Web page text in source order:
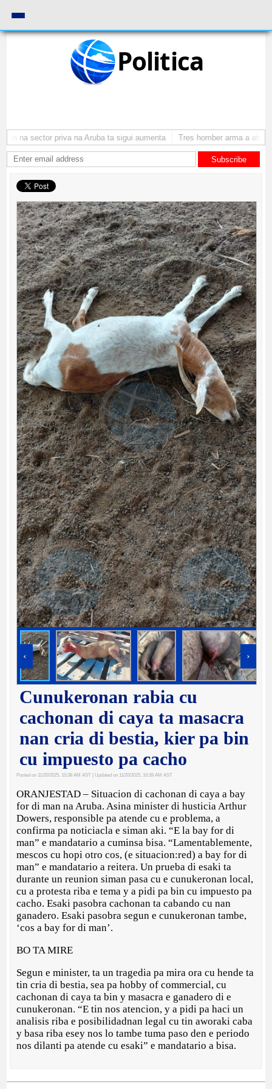
Politica
na sector priva na Aruba ta sigui aumenta Tres homber arma a atraca
Subscribe
‹ ›
Cunukeronan rabia cu
cachonan di caya ta masacra
nan cria di bestia, kier pa bin
cu impuesto pa cacho
Posted on 11/20/2025, 10:38 AM AST | Updated on 11/20/2025, 10:39 AM AST
ORANJESTAD – Situacion di cachonan di caya a bay
for di man na Aruba. Asina minister di husticia Arthur
Dowers, responsible pa atende cu e problema, a
confirma pa noticiacla e siman aki. “E la bay for di
man” e mandatario a cuminsa bisa. “Lamentablemente,
mescos cu hopi otro cos, (e situacion:red) a bay for di
man” e mandatario a reitera. Un prueba di esaki ta
durante un reunion siman pasa cu e cunukeronan local,
cu a protesta riba e tema y a pidi pa bin cu impuesto pa
cacho. Esaki pasobra cachonan ta cabando cu nan
ganadero. Esaki pasobra segun e cunukeronan tambe,
‘cos a bay for di man’.
BO TA MIRE
Segun e minister, ta un tragedia pa mira ora cu hende ta
tin cria di bestia, sea pa hobby of commercial, cu
cachonan di caya ta bin y masacra e ganadero di e
cunukeronan. “E tin nos atencion, y a pidi pa haci un
analisis riba e posibilidadnan legal cu tin aworaki caba
y basa riba esey nos lo tambe tuma paso den e periodo
nos dilanti pa atende cu esaki” e mandatario a bisa.